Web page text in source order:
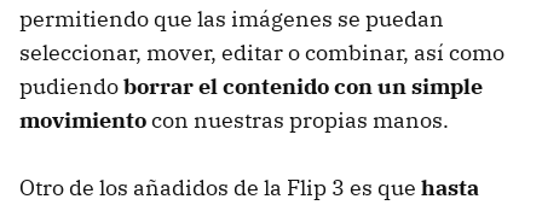
permitiendo que las imágenes se puedan
seleccionar, mover, editar o combinar, así como
pudiendoborrar el contenido con un simple
movimientocon nuestras propias manos.
Otro de los añadidos de la Flip 3 es que hasta